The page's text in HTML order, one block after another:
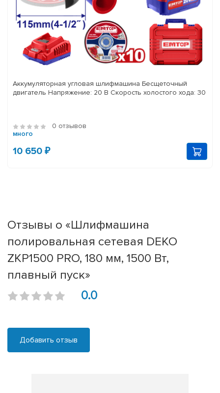
Аккумуляторная угловая шлифмашина Бесщеточный
двигатель Напряжение: 20 В Скорость холостого хода: 30
0 отзывов
много
10 650 ₽
Отзывы о «Шлифмашина
полировальная сетевая DEKO
ZKP1500 PRO, 180 мм, 1500 Вт,
плавный пуск»
0.0
Добавить отзыв